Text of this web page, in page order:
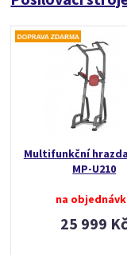
Multifunkční
MP-U210
na
25 999 Kč